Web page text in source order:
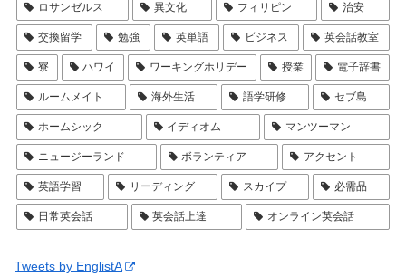
ロサンゼルス 異文化 フィリピン 治安
交換留学 勉強 英単語 ビジネス 英会話教室
寮 ハワイ ワーキングホリデー 授業 電子辞書
ルームメイト 海外生活 語学研修 セブ島
ホームシック イディオム マンツーマン
ニュージーランド ボランティア アクセント
英語学習 リーディング スカイプ 必需品
日常英会話 英会話上達 オンライン英会話
Tweets by EnglistA